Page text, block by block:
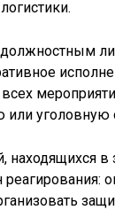
уголовную
находящихся в
реагирования: